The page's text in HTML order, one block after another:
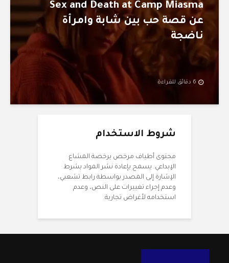
Sex and Death at Camp Miasma
عن قصة حب بين شابة وامرأة
ناضجة
6 دقائق للقراءة
شروط الاستخدام
محتوى أطياف مرخص برخصة المشاع
الإبداعي. يسمح بإعادة نشر المواد بشرط
الإشارة إلى المصدر بواسطة رابط تشعبي،
وعدم إجراء تغييرات على النص، وعدم
استخدامه لأغراض تجارية.